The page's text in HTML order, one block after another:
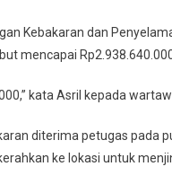
Rumah
Di
Kerugian
Rp2
M
Kebakaran dan
mencapai
kata Asril kepada
diterima petugas pada
ke lokasi untuk